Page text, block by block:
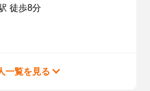
徒歩8分
一覧を見る